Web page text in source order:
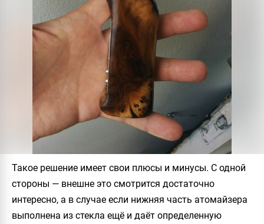
Такое решение имеет свои плюсы и минусы. С одной
стороны — внешне это смотрится достаточно
интересно, а в случае если нижняя часть атомайзера
выполнена из стекла ещё и даёт определенную